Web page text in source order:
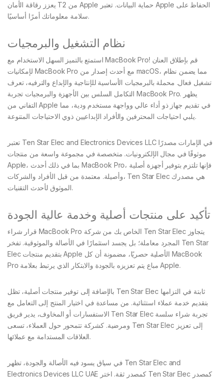
يعزز رقاقة الأمان T2 من Apple حماية البيانات. تعتبر Apple الحفاظ على
سلامة معلوماتك أمرًا أساسيًا.
نظام التشغيل والبرمجيات
استمتع بالتميز السهل الاستخدام مع MacBook Pro! قم بإطلاق العنان
لإمكانيات MacBook Pro مع أحدث إصدار من macOS، مما يضمن نظام
تشغيل فعال. محملة بالبرمجيات الأساسية للإنتاجية والإبداع والترفيه، تعرف
التكامل السلس بين الأجهزة والبرمجيات تجربة MacBook Pro. يظهر
التفاني من Apple في تقديم جهاز ذو أداء عالي وواجهة مستخدم ودية، مما
يلبي احتياجات المحترفين والأفراد الإبداعيين ذوي الاحتياجات المتنوعة.
تعتبر Ten Star Elec and Electronics Devices LLC في الإمارات مصدرًا
موثوقًا في مجال الإلكترونيات. متخصصة في مجموعة واسعة من منتجات
Apple، بما في ذلك أحدث MacBook Pro، فإنها تلتزم بتوفير أجهزة أصلية
وأصيلة. معتمدة من قبل الأفراد والشركات، Ten Star Elec هي مصدرك
الموثوق لأحدث التقنيات.
تأكيد على منتجات أصلية وخدمة عالية الجودة
قرار شراء MacBook Pro الخاص بك من شركة Ten Star Elec يتجاوز
المجرد معاملة؛ بل يجسد استثمارًا في الأصالة والموثوقية. تفخر Ten Star
Elec بتقديم منتجات Apple الأصلية حصريًا، مضمونة أن كل MacBook
Pro مباع يتم تعزيزه بالجودة والابتكار الذي يرتبط بعلامة Apple.
بالإضافة إلى توفير منتجات أصلية، تظل Ten Star Elec ثابتة في التزامها
بتقديم خدمة عملاء استثنائية. من مساعدة في اختيار المنتج إلى التعامل مع
الاستفسارات أو المخاوف، يدير فريق Ten Star Elec تجربة شراء سلسة
ومرضية. كشركة تتمحور حول العملاء، تسعى Ten Star Elec إلى تعزيز
العلاقات المستدامة مع عملائها.
في سياق يسود فيه الأصالة والجودة، تظهر Ten Star Elec and
Electronics Devices LLC UAE كمصدر ثقة. اختر Ten Star Elec كمصدر